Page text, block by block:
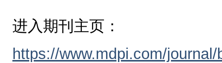
进入期刊主页：
https://www.mdpi.com/journal/